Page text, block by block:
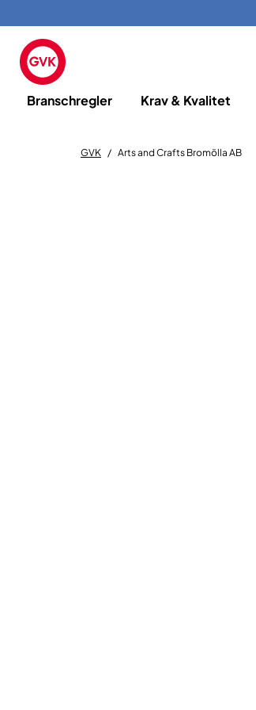
Branschregler Krav & Kvalitet
GVK Arts and Crafts Bromölla AB